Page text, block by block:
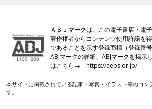
ＡＢＪマークは、この電子書店・電
著作権者からコンテンツ使用許諾を
であることを示す登録商標（登録番
ABJマークの詳細、ABJマークを掲示
はこちら→https://aebs.or.jp/
本サイトに掲載されている記事・写真・イラスト等のコン
す。